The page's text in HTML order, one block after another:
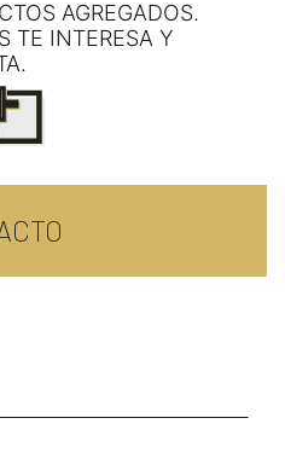
AGREGADOS.
TE INTERESA Y